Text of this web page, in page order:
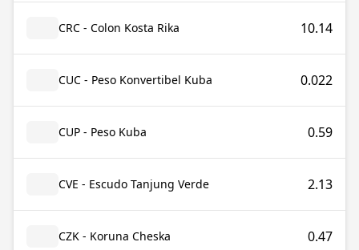
CRC - Colon Kosta Rika 10.14
CUC - Peso Konvertibel Kuba 0.022
CUP - Peso Kuba 0.59
CVE - Escudo Tanjung Verde 2.13
CZK - Koruna Cheska 0.47